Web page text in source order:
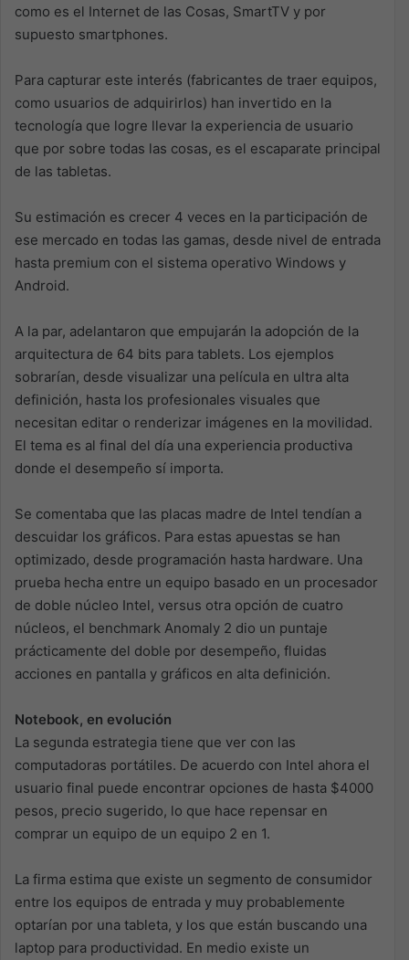
como es el Internet de las Cosas, SmartTV y por
supuesto smartphones.
Para capturar este interés (fabricantes de traer equipos,
como usuarios de adquirirlos) han invertido en la
tecnología que logre llevar la experiencia de usuario
que por sobre todas las cosas, es el escaparate principal
de las tabletas.
Su estimación es crecer 4 veces en la participación de
ese mercado en todas las gamas, desde nivel de entrada
hasta premium con el sistema operativo Windows y
Android.
A la par, adelantaron que empujarán la adopción de la
arquitectura de 64 bits para tablets. Los ejemplos
sobrarían, desde visualizar una película en ultra alta
definición, hasta los profesionales visuales que
necesitan editar o renderizar imágenes en la movilidad.
El tema es al final del día una experiencia productiva
donde el desempeño sí importa.
Se comentaba que las placas madre de Intel tendían a
descuidar los gráficos. Para estas apuestas se han
optimizado, desde programación hasta hardware. Una
prueba hecha entre un equipo basado en un procesador
de doble núcleo Intel, versus otra opción de cuatro
núcleos, el benchmark Anomaly 2 dio un puntaje
prácticamente del doble por desempeño, fluidas
acciones en pantalla y gráficos en alta definición.
Notebook, en evolución
La segunda estrategia tiene que ver con las
computadoras portátiles. De acuerdo con Intel ahora el
usuario final puede encontrar opciones de hasta $4000
pesos, precio sugerido, lo que hace repensar en
comprar un equipo de un equipo 2 en 1.
La firma estima que existe un segmento de consumidor
entre los equipos de entrada y muy probablemente
optarían por una tableta, y los que están buscando una
laptop para productividad. En medio existe un